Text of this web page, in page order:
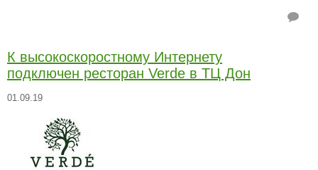
К высокоскоростному Интернету
подключен ресторан Verde в ТЦ Дон
01.09.19